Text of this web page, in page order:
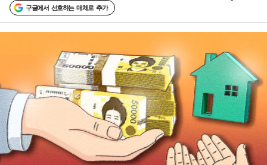
구글에서 선호하는 매체로 추가